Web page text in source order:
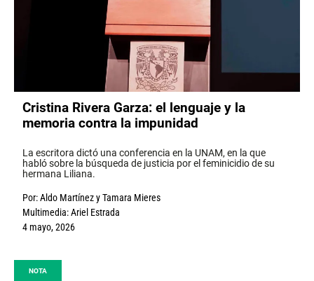
Cristina Rivera Garza: el lenguaje y la
memoria contra la impunidad
La escritora dictó una conferencia en la UNAM, en la que
habló sobre la búsqueda de justicia por el feminicidio de su
hermana Liliana.
Por:Aldo MartínezyTamara Mieres
Multimedia:Ariel Estrada
4 mayo, 2026
NOTA